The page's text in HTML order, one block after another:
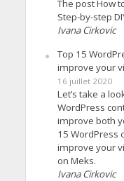
The post How
Step-by-step
Ivana Cirkovic
Top 15
improve your
16 juillet 2020
Let’s take a
WordPress
improve both
15 WordPress
improve your
on Meks.
Ivana Cirkovic